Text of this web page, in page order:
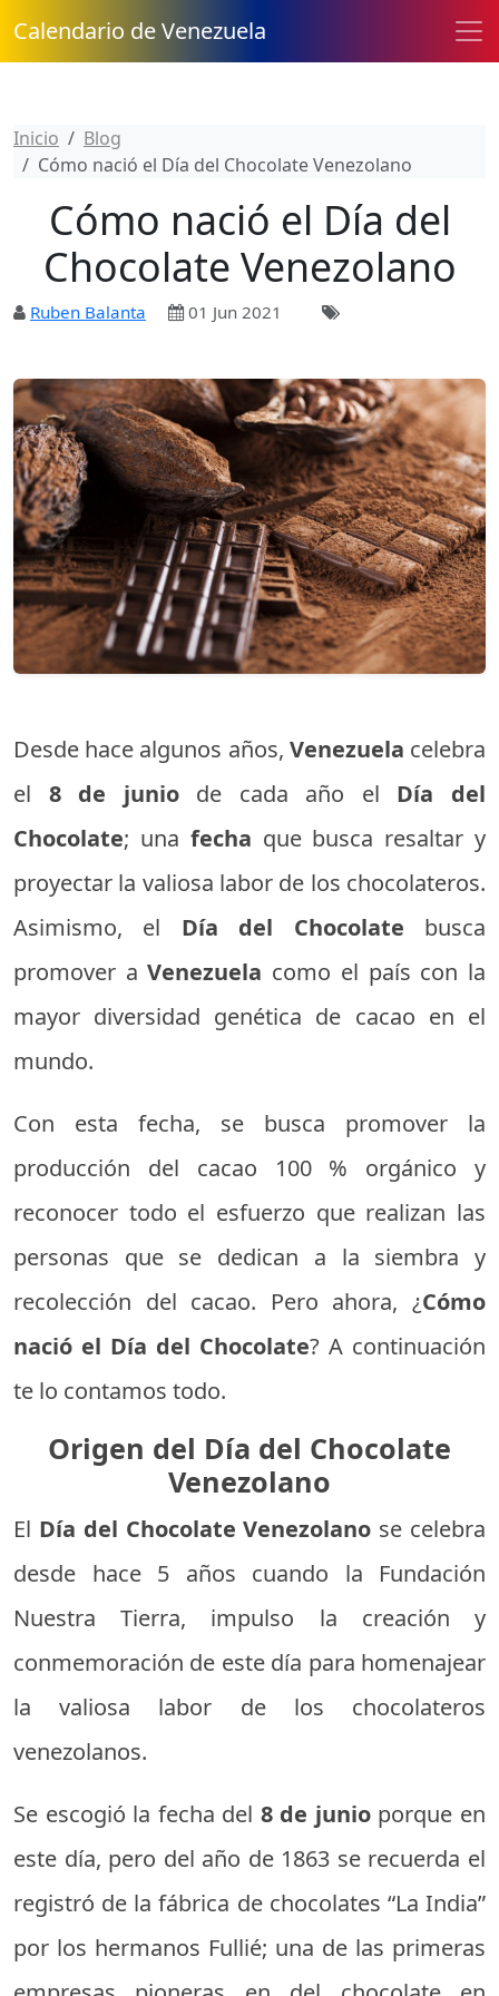
Calendario de Venezuela
Inicio
Blog
Cómo nació el Día del Chocolate Venezolano
Cómo nació el Día del
Chocolate Venezolano
Ruben Balanta 01 Jun 2021
Desde hace algunos años, Venezuela celebra
el 8 de juniode cada año el Día del
Chocolate; una fecha que busca resaltar y
proyectar la valiosa labor de los chocolateros.
Asimismo, el Día del Chocolate busca
promover aVenezuela como el país con la
mayor diversidad genética de cacao en el
mundo.
Con esta fecha, se busca promover la
producción del cacao 100 % orgánico y
reconocer todo el esfuerzo que realizan las
personas que se dedican a la siembra y
recolección del cacao. Pero ahora, ¿Cómo
nació el Día del Chocolate? A continuación
te lo contamos todo.
Origen del Día del Chocolate
Venezolano
El Día del Chocolate Venezolano se celebra
desde hace 5 años cuando la Fundación
Nuestra Tierra, impulso la creación y
conmemoración de este día para homenajear
la valiosa labor de los chocolateros
venezolanos.
Se escogió la fecha del 8 de junio porque en
este día, pero del año de 1863 se recuerda el
registró de la fábrica de chocolates “La India”
por los hermanos Fullié; una de las primeras